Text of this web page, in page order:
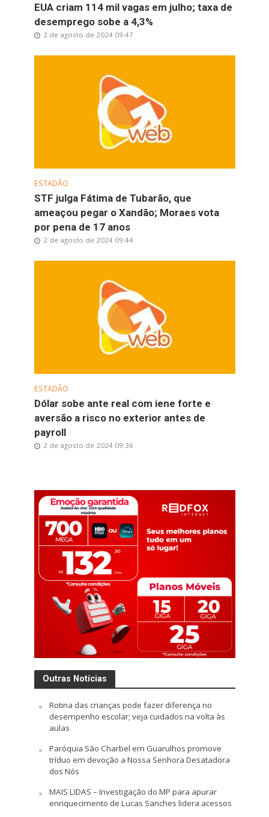
EUA criam 114 mil vagas em julho; taxa de
desemprego sobe a 4,3%
2 de agosto de 2024 09:47
ESTADÃO
STF julga Fátima de Tubarão, que
ameaçou pegar o Xandão; Moraes vota
por pena de 17 anos
2 de agosto de 2024 09:44
ESTADÃO
Dólar sobe ante real com iene forte e
aversão a risco no exterior antes de
payroll
2 de agosto de 2024 09:36
Outras Notícias
Rotina das crianças pode fazer diferença no
desempenho escolar; veja cuidados na volta às
aulas
Paróquia São Charbel em Guarulhos promove
tríduo em devoção a Nossa Senhora Desatadora
dos Nós
MAIS LIDAS – Investigação do MP para apurar
enriquecimento de Lucas Sanches lidera acessos